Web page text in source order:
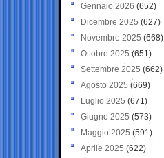
Gennaio 2026 (652)
Dicembre 2025 (627)
Novembre 2025 (668)
Ottobre 2025 (651)
Settembre 2025 (662)
Agosto 2025 (669)
Luglio 2025 (671)
Giugno 2025 (573)
Maggio 2025 (591)
Aprile 2025 (622)